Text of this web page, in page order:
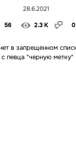
"черную метку"
28.6.2021
56 2.3 K 0